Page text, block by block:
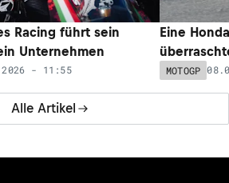
Alle Artikel
Racing führt sein
Unternehmen
- 11:55
Eine
MOTOGP